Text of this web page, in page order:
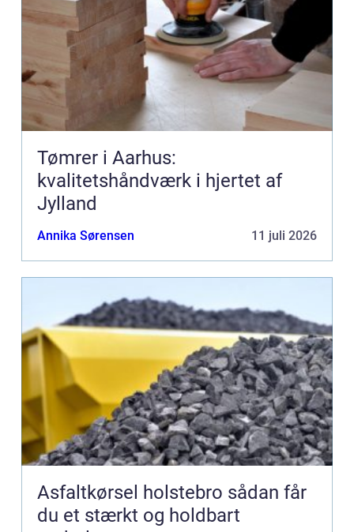
Tømrer i Aarhus:
kvalitetshåndværk i hjertet af
Jylland
Annika Sørensen 11 juli 2026
Asfaltkørsel holstebro sådan får
du et stærkt og holdbart